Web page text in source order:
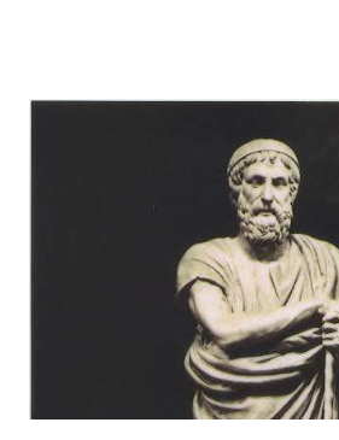
возвышался Приамов, Гордое зданье
невредимой стояла, Но когда как
герои, Так и аргивские многие пали,
когда, Илион на десятое лето
аргивяне отплыли к отчизне
Посейдаон и Феб сотворили[3] Стену
могущество рек на нее устремивши